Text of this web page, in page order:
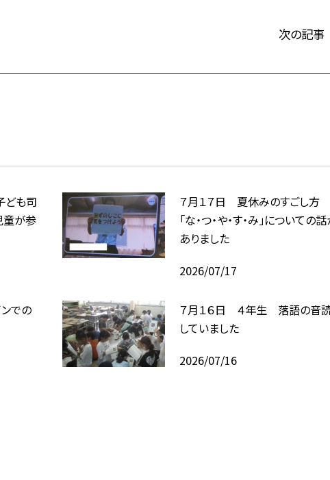
次の記事
ども司
童が参
７月１７日 夏休みのすごし
「な・つ・や・す・み」についての
ありました
2026/07/17
での
７月１６日 ４年生 落語の音
していました
2026/07/16